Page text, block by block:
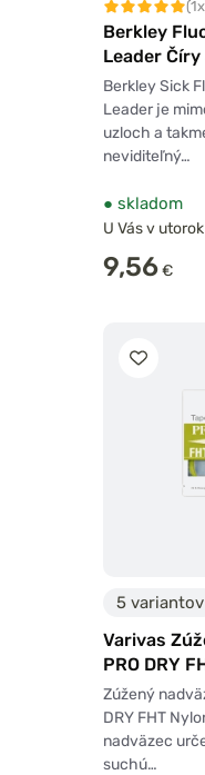
Berkley
Leader
Berkley Sick
Leader je
uzloch a
neviditeľný…
● skladom
U Vás v
9,56€
5 variantov
Varivas
PRO DRY
2ks
Zúžený
DRY FHT
nadväzec
suchú…